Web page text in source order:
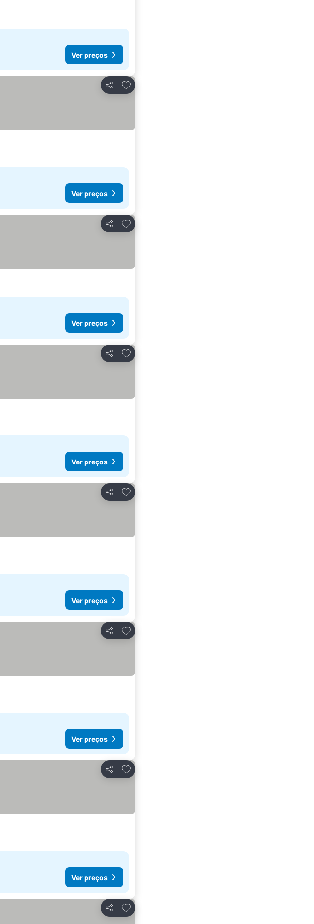
Ver preços
Partilhar
Adicionar aos favoritos
Ver preços
Partilhar
Adicionar aos favoritos
Ver preços
Partilhar
Adicionar aos favoritos
Ver preços
Partilhar
Adicionar aos favoritos
Ver preços
Partilhar
Adicionar aos favoritos
Ver preços
Partilhar
Adicionar aos favoritos
Ver preços
Partilhar
Adicionar aos favoritos